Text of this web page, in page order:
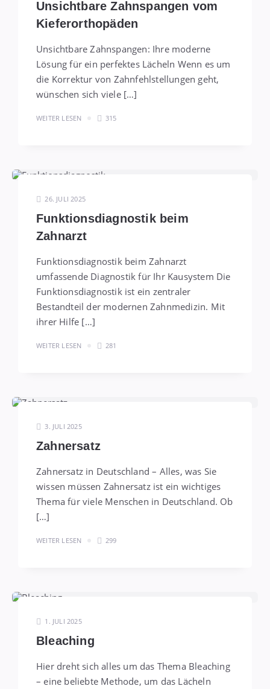
Unsichtbare Zahnspangen vom
Kieferorthopäden
Unsichtbare Zahnspangen: Ihre moderne
Lösung für ein perfektes Lächeln Wenn es um
die Korrektur von Zahnfehlstellungen geht,
wünschen sich viele […]
WEITER LESEN 315
26. JULI 2025
Funktionsdiagnostik beim
Zahnarzt
Funktionsdiagnostik beim Zahnarzt
umfassende Diagnostik für Ihr Kausystem Die
Funktionsdiagnostik ist ein zentraler
Bestandteil der modernen Zahnmedizin. Mit
ihrer Hilfe […]
WEITER LESEN 281
3. JULI 2025
Zahnersatz
Zahnersatz in Deutschland – Alles, was Sie
wissen müssen Zahnersatz ist ein wichtiges
Thema für viele Menschen in Deutschland. Ob
[…]
WEITER LESEN 299
1. JULI 2025
Bleaching
Hier dreht sich alles um das Thema Bleaching
– eine beliebte Methode, um das Lächeln